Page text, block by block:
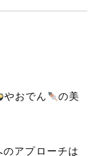
やおでん
の美
アプローチは